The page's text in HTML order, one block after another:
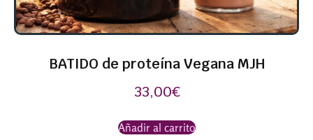
BATIDO de proteína Vegana MJH
33,00€
Añadir al carrito